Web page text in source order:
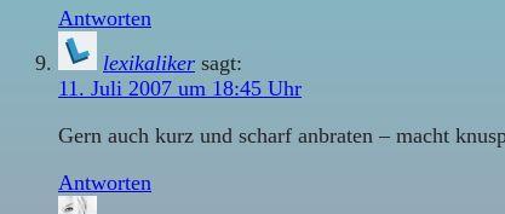
Antworten
lexikaliker sagt:
11. Juli 2007 um 18:45 Uhr
Gern auch kurz und scharf anbraten – macht
Antworten